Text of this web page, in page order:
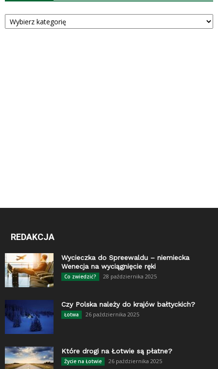
Kategorie
REDAKCJA
Wycieczka do Spreewaldu – niemiecka
Wenecja na wyciągnięcie ręki
Co zwiedzić? 28 października 2025
Czy Polska należy do krajów bałtyckich?
Łotwa 26 października 2025
Które drogi na Łotwie są płatne?
Życie na Łotwie 26 października 2025